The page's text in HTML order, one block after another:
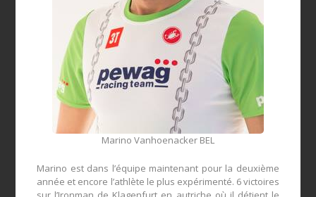
Marino Vanhoenacker BEL
Marino est dans l’équipe maintenant pour la deuxième
année et encore l’athlète le plus expérimenté. 6 victoires